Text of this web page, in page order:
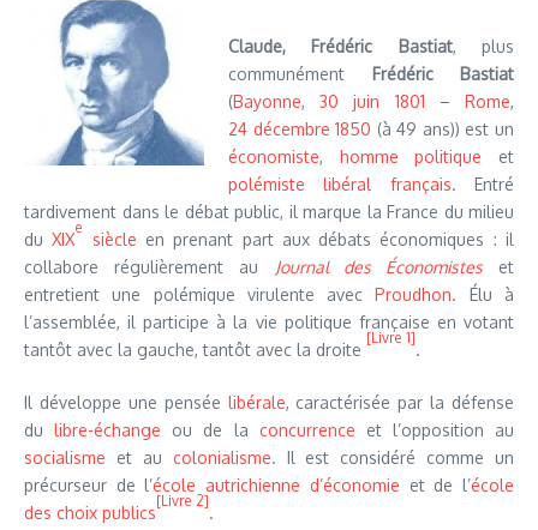
Claude, Frédéric Bastiat, plus
communément Frédéric Bastiat
(Bayonne,30 juin 1801 –Rome,
24 décembre 1850 (à 49 ans)) est un
économiste, homme politique et
polémiste
libéral français. Entré
tardivement dans le débat public, il marque la France du milieu
duXIX
e
siècle en prenant part aux débats économiques : il
collabore régulièrement au
Journal des Économisteset
entretient une polémique virulente avecProudhon. Élu à
l’assemblée, il participe à la vie politique française en votant
tantôt avec la gauche, tantôt avec la droite
[Livre 1]
.
Il développe une pensée libérale, caractérisée par la défense
dulibre-échange ou de la concurrence et l’opposition au
socialisme et au colonialisme. Il est considéré comme un
précurseur de l’école autrichienne d’économie et de l’école
des choix publics
[Livre 2]
.